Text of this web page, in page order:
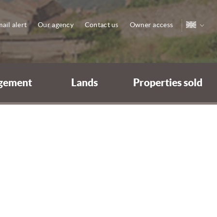
alert Our agency Contact us Owner access
Lands Properties sold